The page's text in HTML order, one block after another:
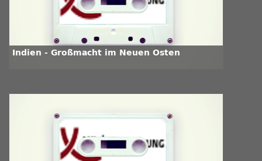
Indien - Großmacht im Neuen Osten